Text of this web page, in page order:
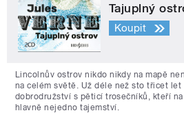
Tajuplný
Koupit
Lincolnův ostrov nikdo nikdy na mapě
na celém světě. Už déle než sto třicet let
dobrodružství s pěticí trosečníků, kteří
hlavně nejedno tajemství.